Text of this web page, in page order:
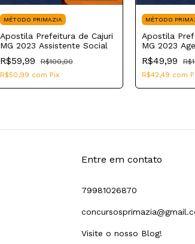
MÉTODO PRIMAZIA
Apostila Prefeitura de Cajuri
MG 2023 Assistente Social
R$59,99
R$100,00
R$50,99 com Pix
MÉTODO
Apostila
MG 2023
Administrativo
R$49,99
R$42,49 com
Entre em contato
79981026870
Visite o nosso Blog!